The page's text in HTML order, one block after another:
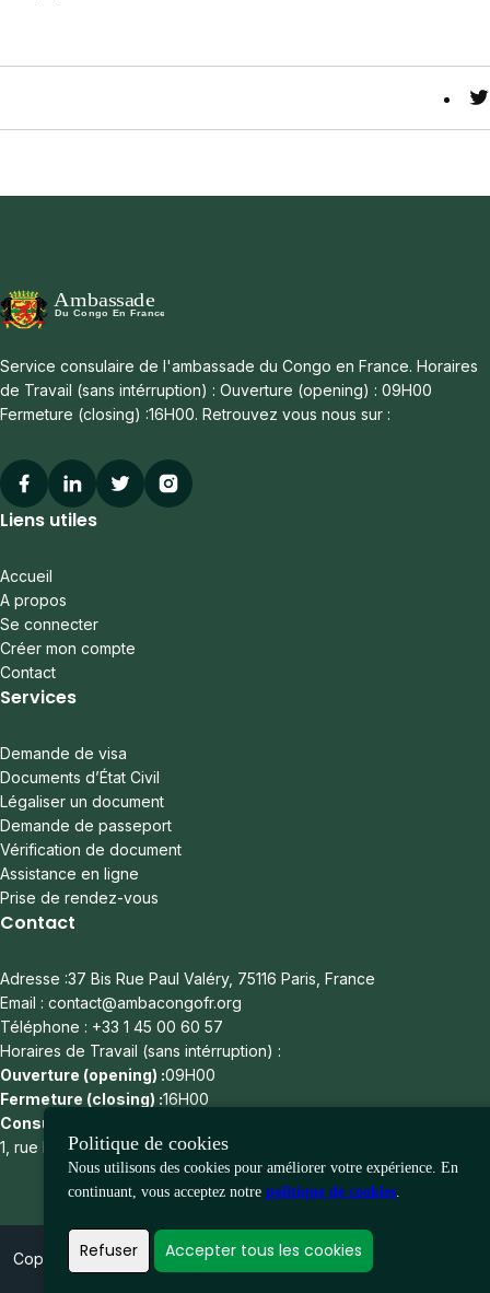
Service consulaire de l'ambassade du Congo en France. Horaires
de Travail (sans intérruption) : Ouverture (opening) : 09H00
Fermeture (closing) :16H00. Retrouvez vous nous sur :
Facebook
LinkedinTwitterInstagram
Liens utiles
Accueil
A propos
Se connecter
Créer mon compte
Contact
Services
Demande de visa
Documents d’État Civil
Légaliser un document
Demande de passeport
Vérification de document
Assistance en ligne
Prise de rendez-vous
Contact
Adresse :37 Bis Rue Paul Valéry, 75116 Paris, France
Email : contact@ambacongofr.org
Téléphone : +33 1 45 00 60 57
Horaires de Travail (sans intérruption) :
Ouverture (opening) :09H00
Fermeture (closing) :16H00
Consulat :
1, rue Léonard de Vinci - 75116 - Paris
Copyright ©2026
Girafe. All rights reserved. All Rights Reserved.
Politique de cookies
Nous utilisons des cookies pour améliorer votre expérience. En
continuant, vous acceptez notre politique de cookies.
Refuser Accepter tous les cookies